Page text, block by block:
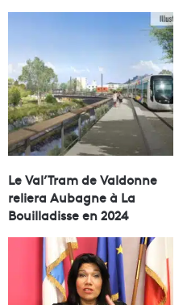
Le Val’Tram de Valdonne
reliera Aubagne à La
Bouilladisse en 2024